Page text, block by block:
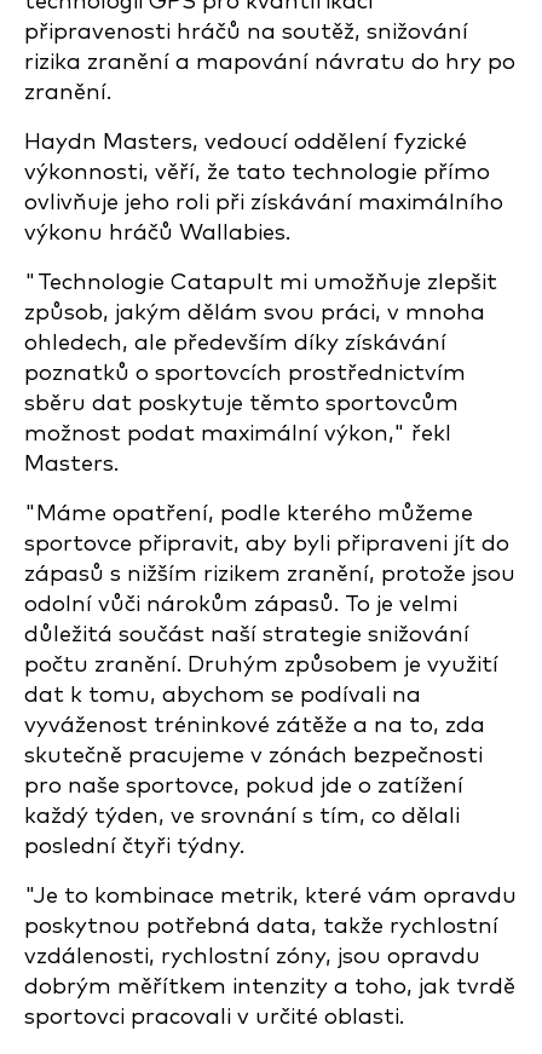
připravenosti hráčů na soutěž, snižování
rizika zranění a mapování návratu do hry po
zranění.
Haydn Masters, vedoucí oddělení fyzické
výkonnosti, věří, že tato technologie přímo
ovlivňuje jeho roli při získávání maximálního
výkonu hráčů Wallabies.
"Technologie Catapult mi umožňuje zlepšit
způsob, jakým dělám svou práci, v mnoha
ohledech, ale především díky získávání
poznatků o sportovcích prostřednictvím
sběru dat poskytuje těmto sportovcům
možnost podat maximální výkon," řekl
Masters.
"Máme opatření, podle kterého můžeme
sportovce připravit, aby byli připraveni jít do
zápasů s nižším rizikem zranění, protože jsou
odolní vůči nárokům zápasů. To je velmi
důležitá součást naší strategie snižování
počtu zranění. Druhým způsobem je využití
dat k tomu, abychom se podívali na
vyváženost tréninkové zátěže a na to, zda
skutečně pracujeme v zónách bezpečnosti
pro naše sportovce, pokud jde o zatížení
každý týden, ve srovnání s tím, co dělali
poslední čtyři týdny.
"Je to kombinace metrik, které vám opravdu
poskytnou potřebná data, takže rychlostní
vzdálenosti, rychlostní zóny, jsou opravdu
dobrým měřítkem intenzity a toho, jak tvrdě
sportovci pracovali v určité oblasti.